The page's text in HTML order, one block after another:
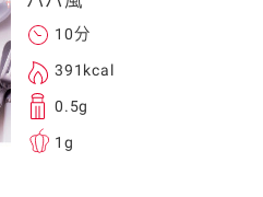
10分
391kcal
0.5g
1g